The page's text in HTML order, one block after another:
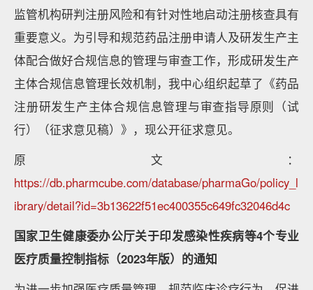
监管机构研判注册风险和有针对性地启动注册核查具有
重要意义。为引导和规范药品注册申请人及研发生产主
体配合做好合规信息的管理与审查工作，形成研发生产
主体合规信息管理长效机制，我中心组织起草了《药品
注册研发生产主体合规信息管理与审查指导原则（试
行）（征求意见稿）》，现公开征求意见。
原文：
https://db.pharmcube.com/database/pharmaGo/policy_l
ibrary/detail?id=3b13622f51ec400355c649fc32046d4c
国家卫生健康委办公厅关于印发感染性疾病等4个专业
医疗质量控制指标（2023年版）的通知